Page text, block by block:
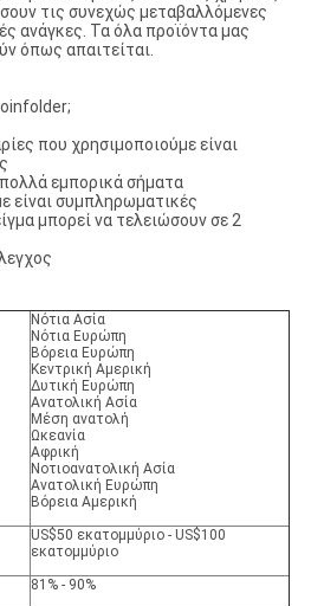
τις συνεχώς μεταβαλλόμενες
ανάγκες. Τα όλα προϊόντα μας
όπως απαιτείται.
που χρησιμοποιούμε είναι
εμπορικά σήματα
είναι συμπληρωματικές
μπορεί να τελειώσουν σε 2
Νότια Ασία
Νότια Ευρώπη
Βόρεια Ευρώπη
Κεντρική Αμερική
Δυτική Ευρώπη
Ανατολική Ασία
Μέση ανατολή
Ωκεανία
Αφρική
Νοτιοανατολική Ασία
Ανατολική Ευρώπη
Βόρεια Αμερική
US$50 εκατομμύριο - US$100
εκατομμύριο
81% - 90%